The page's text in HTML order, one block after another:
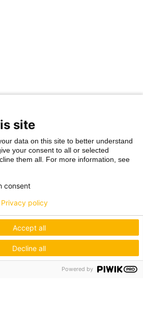
site
data on this site to better understand
your consent to all or selected
them all. For more information, see
consent
Accept all
Decline all
Privacy policy
Powered by